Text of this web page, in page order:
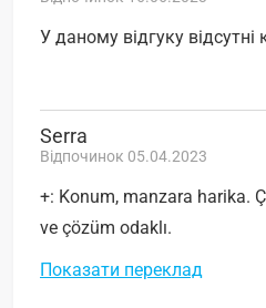
У даному відгуку відсутні
Serra
Відпочинок 05.04.2023
+: Konum, manzara harika.
ve çözüm odaklı.
Показати переклад